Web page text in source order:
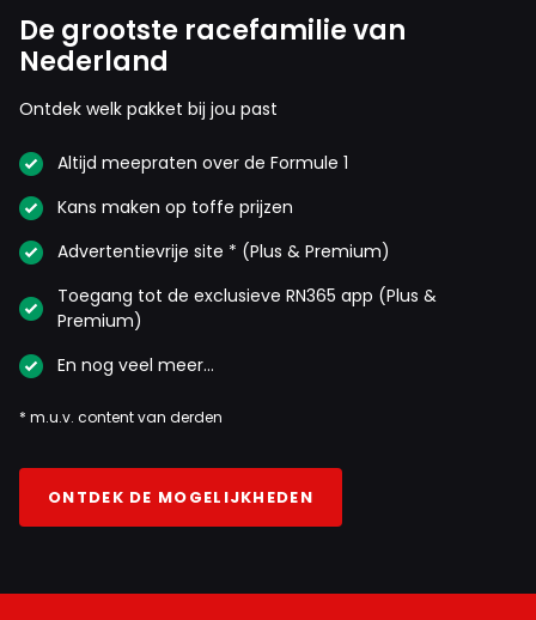
De grootste racefamilie van
Nederland
Ontdek welk pakket bij jou past
Altijd meepraten over de Formule 1
Kans maken op toffe prijzen
Advertentievrije site * (Plus & Premium)
Toegang tot de exclusieve RN365 app (Plus &
Premium)
En nog veel meer…
* m.u.v. content van derden
ONTDEK DE MOGELIJKHEDEN